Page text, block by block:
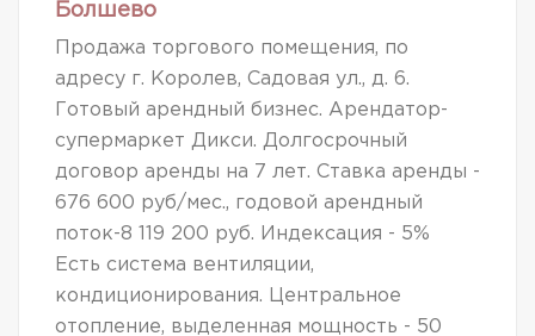
Болшево
Продажа торгового помещения, по
адресу г. Королев, Садовая ул., д. 6.
Готовый арендный бизнес. Арендатор-
супермаркет Дикси. Долгосрочный
договор аренды на 7 лет. Ставка аренды -
676 600 руб/мес., годовой арендный
поток-8 119 200 руб. Индексация - 5%
Есть система вентиляции,
кондиционирования. Центральное
отопление, выделенная мощность - 50